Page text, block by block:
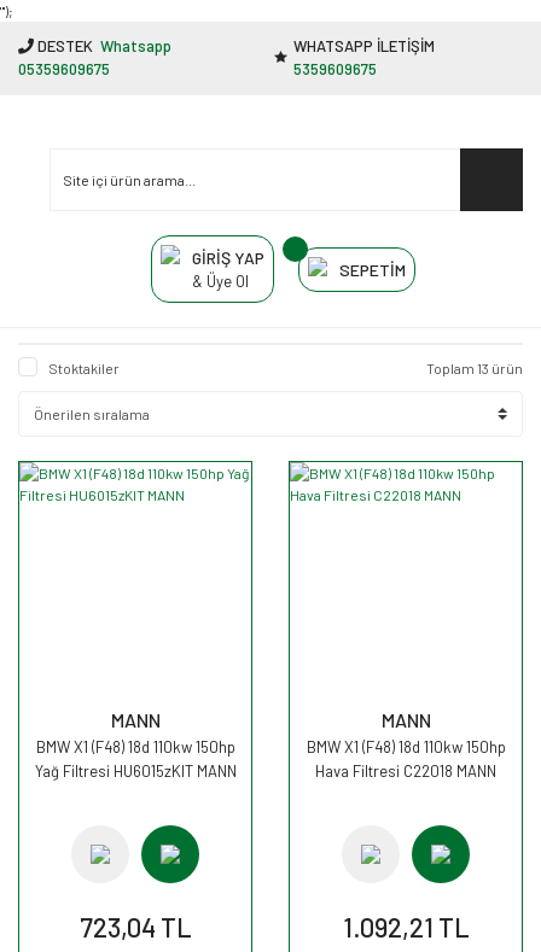
"');
DESTEK Whatsapp
05359609675
WHATSAPP İLETİŞİM
5359609675
GİRİŞ YAP
& Üye Ol
SEPETİM
Stoktakiler Toplam 13 ürün
MANN
BMW X1 (F48) 18d 110kw 150hp
Yağ Filtresi HU6015zKIT MANN
723,04 TL
MANN
BMW X1 (F48) 18d 110kw 150hp
Hava Filtresi C22018 MANN
1.092,21 TL